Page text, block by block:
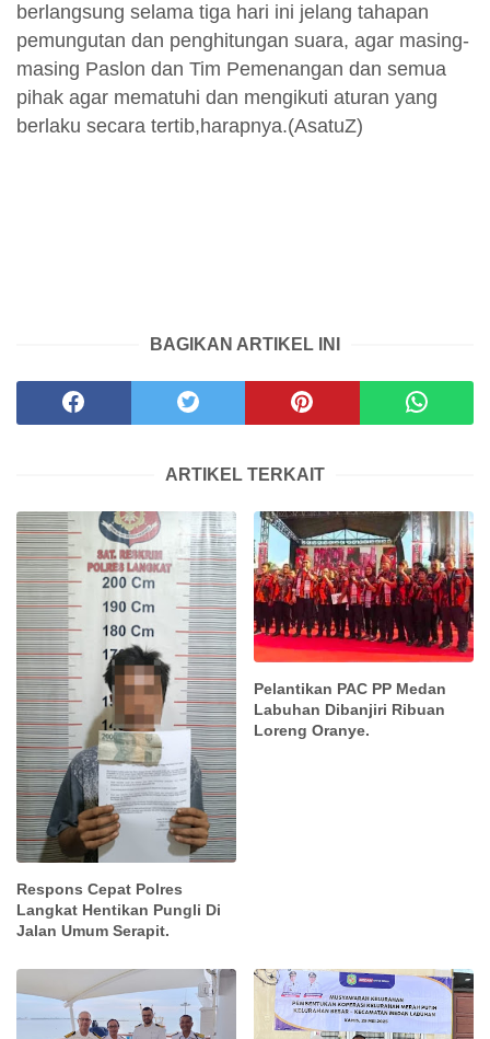
berlangsung selama tiga hari ini jelang tahapan
pemungutan dan penghitungan suara, agar masing-
masing Paslon dan Tim Pemenangan dan semua
pihak agar mematuhi dan mengikuti aturan yang
berlaku secara tertib,harapnya.(AsatuZ)
BAGIKAN ARTIKEL INI
ARTIKEL TERKAIT
Respons Cepat Polres
Langkat Hentikan Pungli Di
Jalan Umum Serapit.
Pelantikan PAC PP Medan
Labuhan Dibanjiri Ribuan
Loreng Oranye.